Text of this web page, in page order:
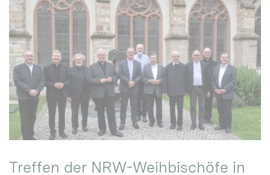
Treffen der NRW-Weihbischöfe in